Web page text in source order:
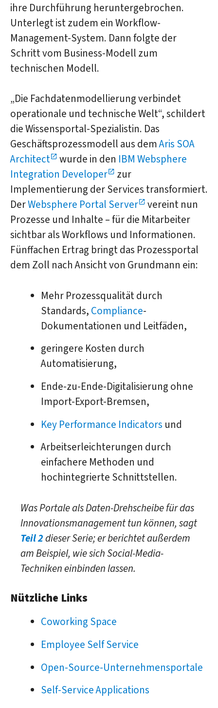
ihre Durchführung heruntergebrochen.
Unterlegt ist zudem ein Workflow-
Management-System. Dann folgte der
Schritt vom Business-Modell zum
technischen Modell.
„Die Fachdatenmodellierung verbindet
operationale und technische Welt“, schildert
die Wissensportal-Spezialistin. Das
Geschäftsprozessmodell aus demAris SOA
Architect
wurde in den IBM Websphere
Integration Developer
zur
Implementierung der Services transformiert.
DerWebsphere Portal Server
vereint nun
Prozesse und Inhalte – für die Mitarbeiter
sichtbar als Workflows und Informationen.
Fünffachen Ertrag bringt das Prozessportal
dem Zoll nach Ansicht von Grundmann ein:
Mehr Prozessqualität durch
Standards, Compliance-
Dokumentationen und Leitfäden,
geringere Kosten durch
Automatisierung,
Ende-zu-Ende-Digitalisierung ohne
Import-Export-Bremsen,
Key Performance Indicators und
Arbeitserleichterungen durch
einfachere Methoden und
hochintegrierte Schnittstellen.
Was Portale als Daten-Drehscheibe für das
Innovationsmanagement tun können, sagt
Teil 2dieser Serie; er berichtet außerdem
am Beispiel, wie sich Social-Media-
Techniken einbinden lassen.
Nützliche Links
Coworking Space
Employee Self Service
Open-Source-Unternehmensportale
Self-Service Applications